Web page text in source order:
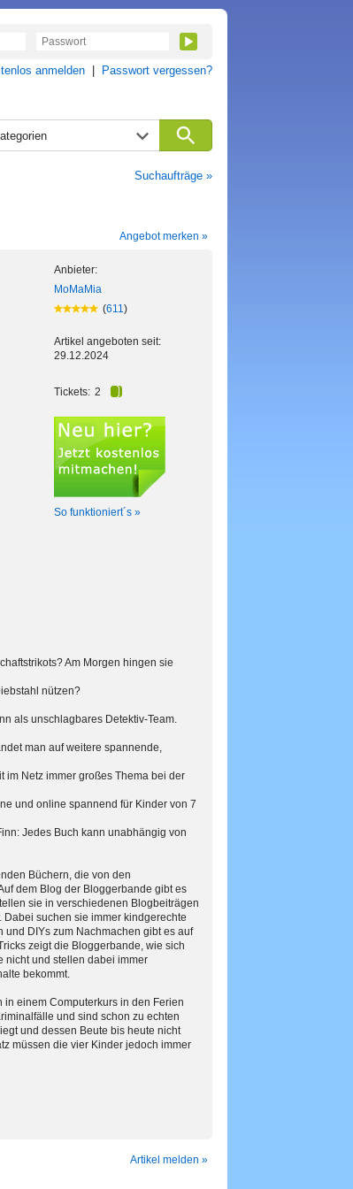
anmelden Passwort vergessen?
Suchaufträge »
Angebot merken »
Anbieter:
MoMaMia
(611)
Artikel angeboten seit:
29.12.2024
Tickets: 2
So funktioniert´s »
Am Morgen hingen sie
nützen?
als unschlagbares Detektiv-Team.
man auf weitere spannende,
im Netz immer großes Thema bei der
und online spannend für Kinder von 7
Jedes Buch kann unabhängig von
Büchern, die von den
dem Blog der Bloggerbande gibt es
sie in verschiedenen Blogbeiträgen
suchen sie immer kindgerechte
und DIYs zum Nachmachen gibt es auf
zeigt die Bloggerbande, wie sich
nicht und stellen dabei immer
bekommt.
einem Computerkurs in den Ferien
und sind schon zu echten
und dessen Beute bis heute nicht
müssen die vier Kinder jedoch immer
Artikel melden »